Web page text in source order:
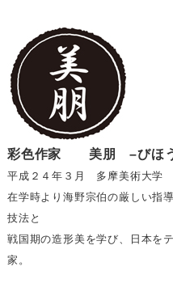
彩色作家 美朋 –びほ
平成２４年３月 多摩美術大
在学時より海野宗伯の厳しい指
技法と
戦国期の造形美を学び、日本を
家。